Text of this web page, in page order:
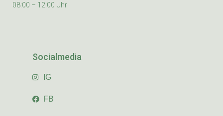
08:00 – 12:00 Uhr
Socialmedia
IG
FB